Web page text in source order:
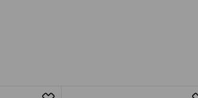
€, kun toimitus on saatavilla valittuun osoitteeseen.